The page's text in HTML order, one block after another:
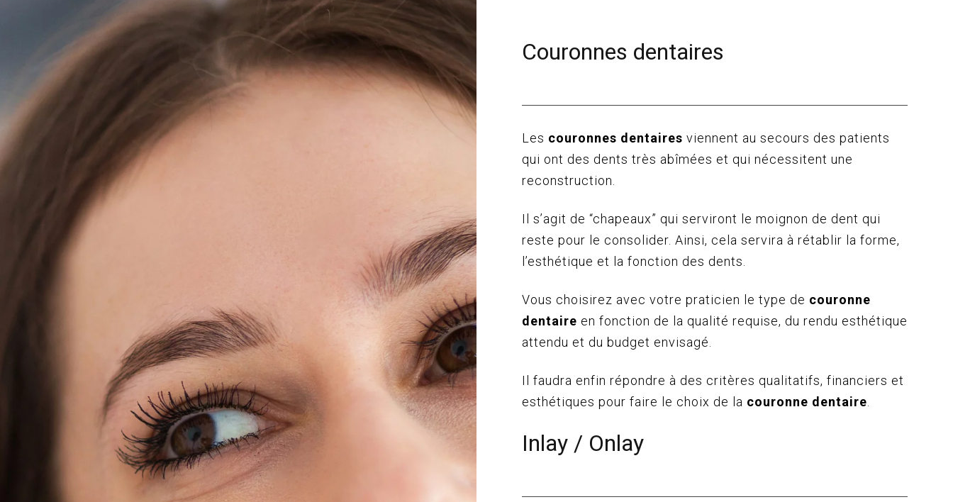
Couronnes dentaires
Les couronnes dentaires viennent au secours des patients
qui ont des dents très abîmées et qui nécessitent une
reconstruction.
Il s’agit de “chapeaux” qui serviront le moignon de dent qui
reste pour le consolider. Ainsi, cela servira à rétablir la forme,
l’esthétique et la fonction des dents.
Vous choisirez avec votre praticien le type de couronne
dentaire en fonction de la qualité requise, du rendu esthétique
attendu et du budget envisagé.
Il faudra enfin répondre à des critères qualitatifs, financiers et
esthétiques pour faire le choix de la couronne dentaire.
Inlay / Onlay